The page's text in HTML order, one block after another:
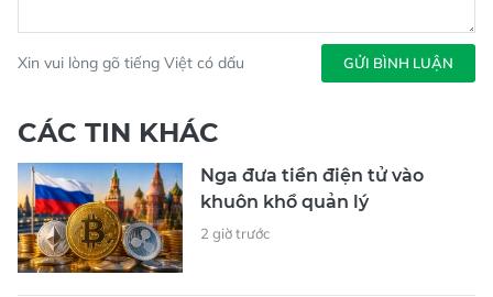
Xin vui lòng gõ tiếng Việt có dấu GỬI BÌNH LUẬN
CÁC TIN KHÁC
Nga đưa tiền điện tử vào
khuôn khổ quản lý
2 giờ trước